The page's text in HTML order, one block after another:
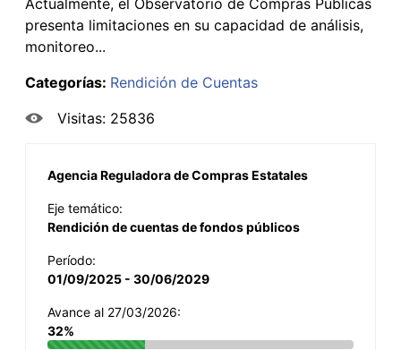
presenta limitaciones en su capacidad de análisis,
monitoreo...
Categorías: Rendición de Cuentas
Visitas: 25836
Agencia Reguladora de Compras Estatales
Eje temático:
Rendición de cuentas de fondos públicos
Período:
01/09/2025 - 30/06/2029
Avance al 27/03/2026:
32%